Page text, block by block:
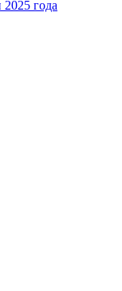
года